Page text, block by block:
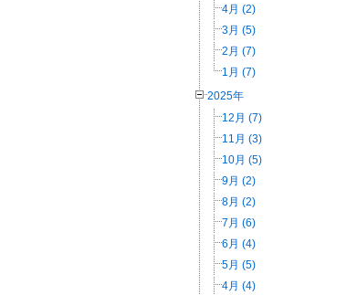
4月 (2)
3月 (5)
2月 (7)
1月 (7)
2025年
12月 (7)
11月 (3)
10月 (5)
9月 (2)
8月 (2)
7月 (6)
6月 (4)
5月 (5)
4月 (4)